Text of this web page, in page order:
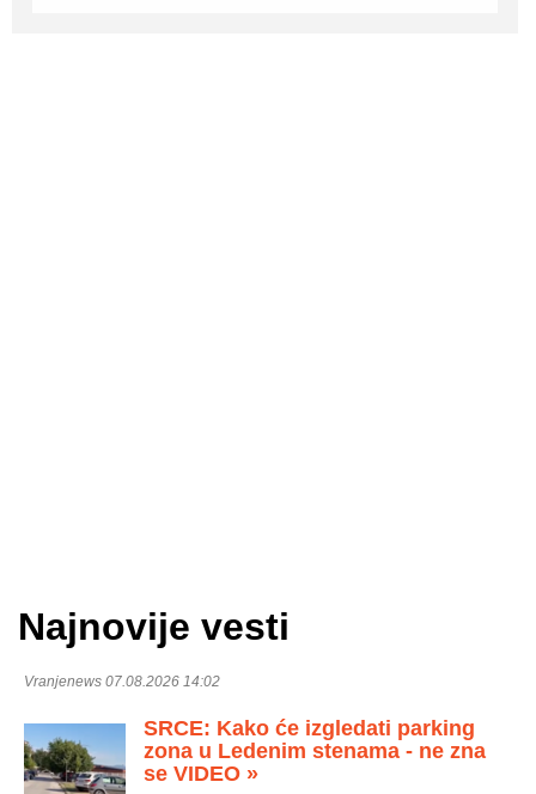
Najnovije vesti
Vranjenews 07.08.2026 14:02
SRCE: Kako će izgledati parking
zona u Ledenim stenama - ne zna
se VIDEO »